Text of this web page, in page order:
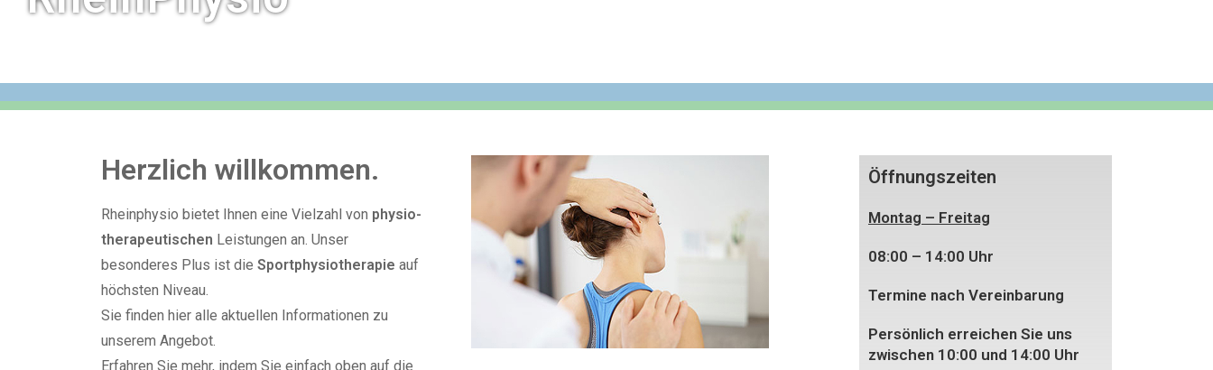
Herzlich willkommen.
Rheinphysio bietet Ihnen eine Vielzahl von physio-
therapeutischen Leistungen an. Unser
besonderes Plus ist die Sportphysiotherapie auf
höchsten Niveau.
Sie finden hier alle aktuellen Informationen zu
unserem Angebot.
Erfahren Sie mehr, indem Sie einfach oben auf die
Öffnungszeiten
Montag – Freitag
08:00 – 14:00 Uhr
Termine nach Vereinbarung
Persönlich erreichen Sie uns
zwischen 10:00 und 14:00 Uhr